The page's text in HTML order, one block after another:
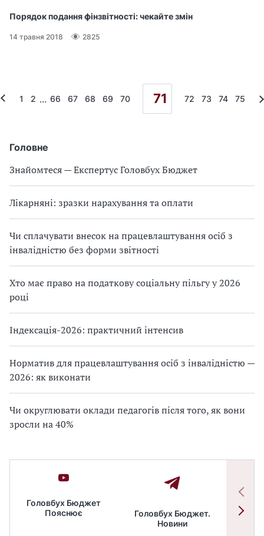
Головне
Знайомтеся — Експертус Головбух Бюджет
Лікарняні: зразки нарахування та оплати
Чи сплачувати внесок на працевлаштування осіб з
інвалідністю без форми звітності
Хто має право на податкову соціальну пільгу у 2026
році
Індексація-2026: практичний інтенсив
Норматив для працевлаштування осіб з інвалідністю —
2026: як виконати
Чи округлювати оклади педагогів після того, як вони
зросли на 40%
Головбух Бюджет
Пояснює
Головбух Бюджет.
Новини
Порядок подання фінзвітності: чекайте змін
14 травня 2018 2825
1 2 ... 66 67 68 69 70 71 72 73 74 75